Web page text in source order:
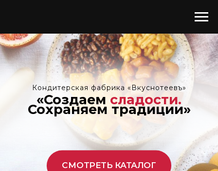
Кондитерская фабрика «Вкуснотеевъ»
«Создаем сладости.
Сохраняем традиции»
СМОТРЕТЬ КАТАЛОГ